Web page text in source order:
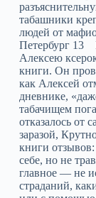
табашники
людей от
Петербург 13
Алексею
книги. Он
как Алексей
дневнике,
табачищем
отказалось от
заразой,
книги
себе, но не
главное — не
страданий,